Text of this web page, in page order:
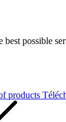
possible
products